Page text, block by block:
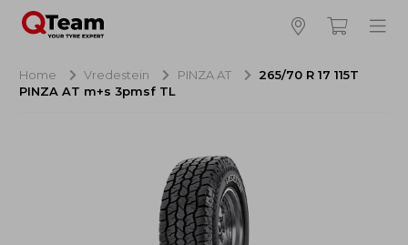
Hoeveel banden wilt u bestellen?
Bestellen
Home Vredestein PINZA AT
265/70 R 17 115T
PINZA AT m+s 3pmsf TL